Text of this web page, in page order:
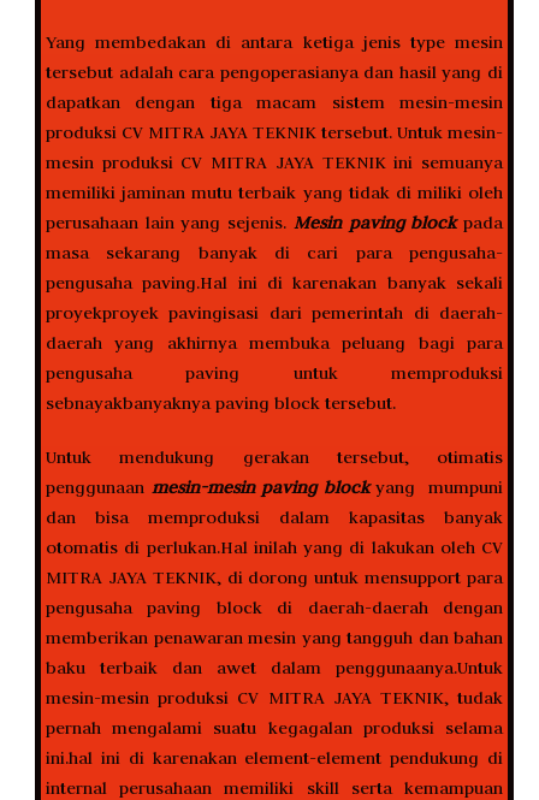
Yang membedakan di antara ketiga jenis type mesin
tersebut adalah cara pengoperasianya dan hasil yang di
dapatkan dengan tiga macam sistem mesin-mesin
produksi CV MITRA JAYA TEKNIK tersebut. Untuk mesin-
mesin produksi CV MITRA JAYA TEKNIK ini semuanya
memiliki jaminan mutu terbaik yang tidak di miliki oleh
perusahaan lain yang sejenis. Mesin paving blockpada
masa sekarang banyak di cari para pengusaha-
pengusaha paving.Hal ini di karenakan banyak sekali
proyekproyek pavingisasi dari pemerintah di daerah-
daerah yang akhirnya membuka peluang bagi para
pengusaha paving untuk memproduksi
sebnayakbanyaknya paving block tersebut.
Untuk mendukung gerakan tersebut, otimatis
penggunaan mesin-mesin paving blockyang mumpuni
dan bisa memproduksi dalam kapasitas banyak
otomatis di perlukan.Hal inilah yang di lakukan oleh CV
MITRA JAYA TEKNIK, di dorong untuk mensupport para
pengusaha paving block di daerah-daerah dengan
memberikan penawaran mesin yang tangguh dan bahan
baku terbaik dan awet dalam penggunaanya.Untuk
mesin-mesin produksi CV MITRA JAYA TEKNIK, tudak
pernah mengalami suatu kegagalan produksi selama
ini.hal ini di karenakan element-element pendukung di
internal perusahaan memiliki skill serta kemampuan